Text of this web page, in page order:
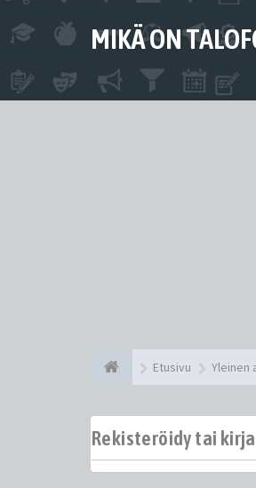
MIKÄ ON
Etusivu Yleinen
Rekisteröidy tai